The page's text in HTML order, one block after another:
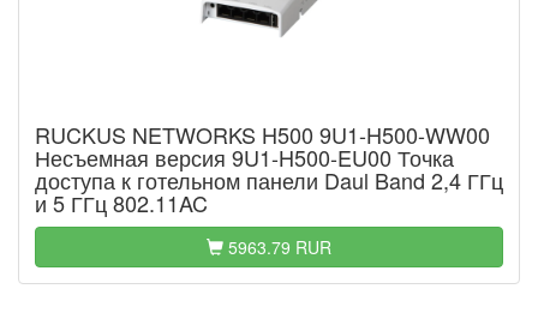
RUCKUS NETWORKS H500 9U1-H500-WW00
Несъемная версия 9U1-H500-EU00 Точка
доступа к готельном панели Daul Band 2,4 ГГц
и 5 ГГц 802.11AC
5963.79 RUR